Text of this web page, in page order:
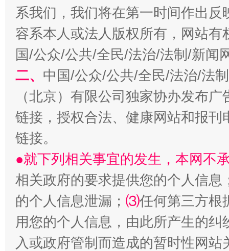
习近平的博鳌关键词
“刷贴”乱象丛生
生
系我们，我们将在第一时间作出
容系本人或法人版权所有，网站
国/公众/公共/全民/法治/法制/新闻
二、 中国/公众/公共/全民/法治/法
（北京）有限公司独家协办发布
链接，授权合法、健康网站和报
链接。
●就下列相关事宜的发生，本网不
相关政府的要求提供您的个人信息
的个人信息泄漏； ⑶任何第三方根
用您的个人信息，由此所产生的纠
入或政府管制而造成的暂时性网